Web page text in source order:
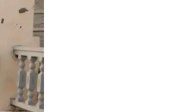
prstom po zaslonu.